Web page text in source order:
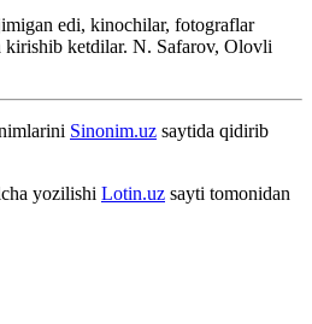
edi, kinochilar, fotograflar
kirishib ketdilar. N. Safarov, Olovli
Sinonim.uz saytida qidirib
yozilishi Lotin.uz sayti tomonidan